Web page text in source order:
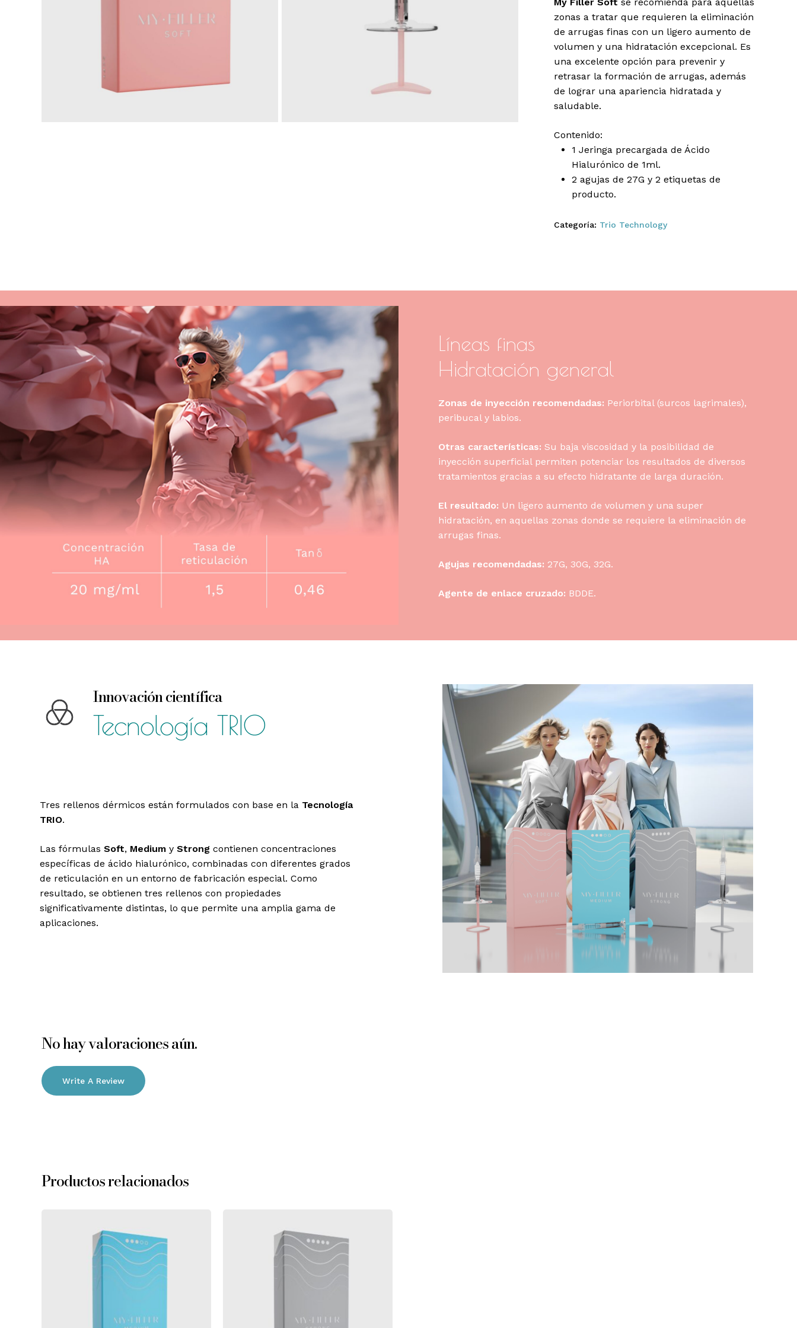
My Filler Soft se recomienda para aquellas
zonas a tratar que requieren la eliminación
de arrugas finas con un ligero aumento de
volumen y una hidratación excepcional. Es
una excelente opción para prevenir y
retrasar la formación de arrugas, además
de lograr una apariencia hidratada y
saludable.
Contenido:
1 Jeringa precargada de Ácido
Hialurónico de 1ml.
2 agujas de 27G y 2 etiquetas de
producto.
Categoría: Trio Technology
Líneas finas
Hidratación general
Zonas de inyección recomendadas: Periorbital (surcos lagrimales),
peribucal y labios.
Otras características:Su baja viscosidad y la posibilidad de
inyección superficial permiten potenciar los resultados de diversos
tratamientos gracias a su efecto hidratante de larga duración.
El resultado: Un ligero aumento de volumen y una super
hidratación, en aquellas zonas donde se requiere la eliminación de
arrugas finas.
Agujas recomendadas: 27G, 30G, 32G.
Agente de enlace cruzado: BDDE.
Innovación científica
Tecnología TRIO
Tres rellenos dérmicos están formulados con base en la Tecnología
TRIO.
Las fórmulasSoft, Medium yStrong contienen concentraciones
específicas de ácido hialurónico, combinadas con diferentes grados
de reticulación en un entorno de fabricación especial. Como
resultado, se obtienen tres rellenos con propiedades
significativamente distintas, lo que permite una amplia gama de
aplicaciones.
No hay valoraciones aún.
Write A Review
Productos relacionados
Correo electrónico *
Guardar mi nombre, correo electrónico y sitio web en este navegador para la
próxima vez que haga un comentario.